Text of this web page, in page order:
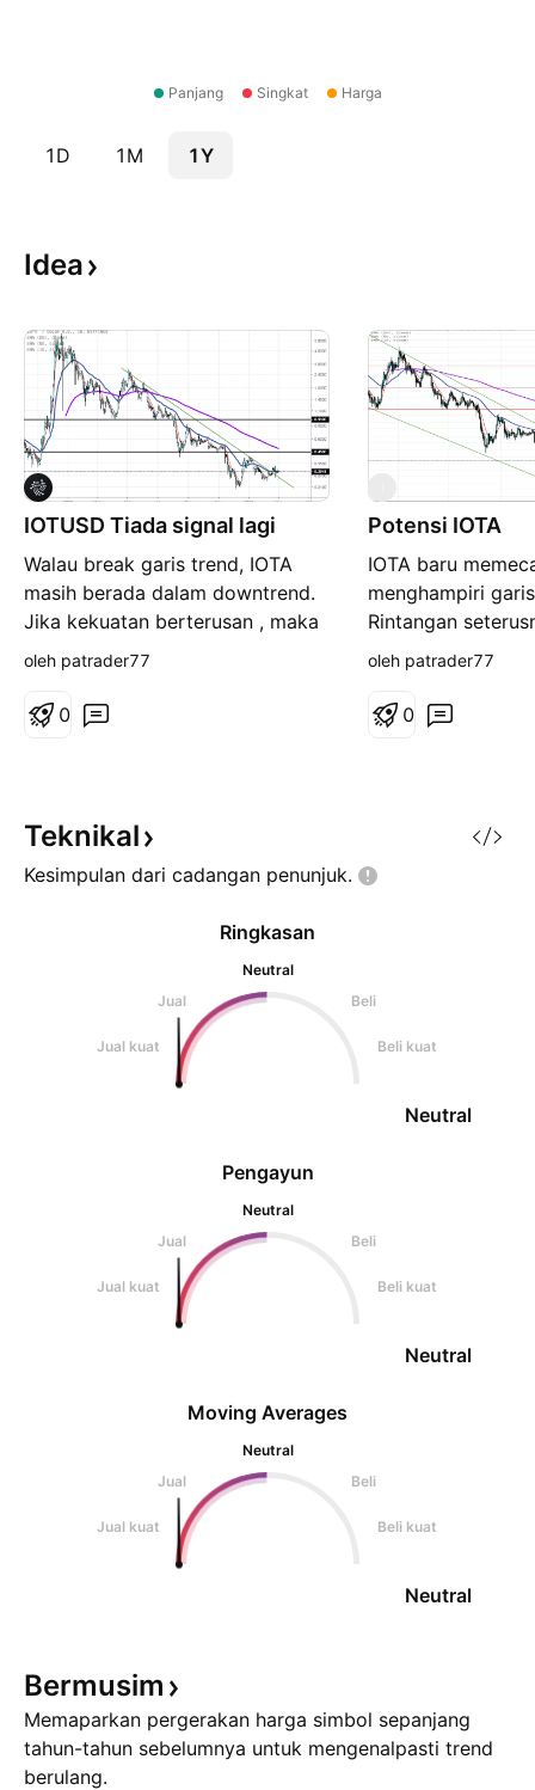
Panjang Singkat Harga
1D 1M 1Y
Idea
IOTUSD Tiada signal lagi
Walau break garis trend, IOTA
masih berada dalam downtrend.
Jika kekuatan berterusan , maka
tidak mustahil akan sampai 0.45
saya akan cuba monitor dulu.
oleh patrader77
0
Potensi IOTA
IOTA baru
menghampiri
Rintangan
200 jika berjaya
oleh patrader77
0
Teknikal
Kesimpulan dari cadangan penunjuk.
Pengayun
Neutral
Jual
Beli
Jual kuat Beli kuat
Neutral
Ringkasan
Neutral
Jual
Beli
Jual kuat Beli kuat
Neutral
Moving Averages
Neutral
Jual
Beli
Jual kuat Beli kuat
Neutral
Bermusim
Memaparkan pergerakan harga simbol sepanjang
tahun-tahun sebelumnya untuk mengenalpasti trend
berulang.